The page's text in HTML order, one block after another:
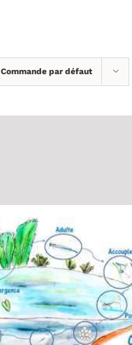
Commande par défaut